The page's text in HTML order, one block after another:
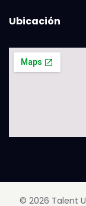
Ubicación
© 2026 Talent